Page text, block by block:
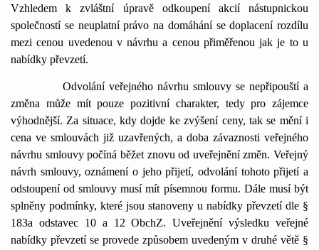
Vzhledem k zvláštní úpravě odkoupení akcií nástupnickou
společností se neuplatní právo na domáhání se doplacení rozdílu
mezi cenou uvedenou v návrhu a cenou přiměřenou jak je to u
nabídky převzetí.
Odvolání veřejného návrhu smlouvy se nepřipouští a
změna může mít pouze pozitivní charakter, tedy pro zájemce
výhodnější. Za situace, kdy dojde ke zvýšení ceny, tak se mění i
cena ve smlouvách již uzavřených, a doba závaznosti veřejného
návrhu smlouvy počíná běžet znovu od uveřejnění změn. Veřejný
návrh smlouvy, oznámení o jeho přijetí, odvolání tohoto přijetí a
odstoupení od smlouvy musí mít písemnou formu. Dále musí být
splněny podmínky, které jsou stanoveny u nabídky převzetí dle §
183a odstavec 10 a 12 ObchZ. Uveřejnění výsledku veřejné
nabídky převzetí se provede způsobem uvedeným v druhé větě §